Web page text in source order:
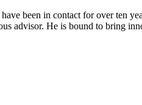
been in contact for over ten
advisor. He is bound to bring